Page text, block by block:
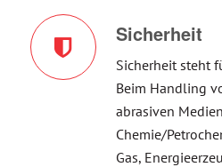
Sicherheit
Sicherheit steht
Beim Handling
abrasiven
Chemie/
Gas,